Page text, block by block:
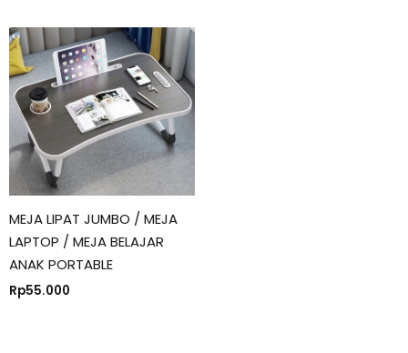
MEJA LIPAT JUMBO / MEJA
LAPTOP / MEJA BELAJAR
ANAK PORTABLE
Rp55.000